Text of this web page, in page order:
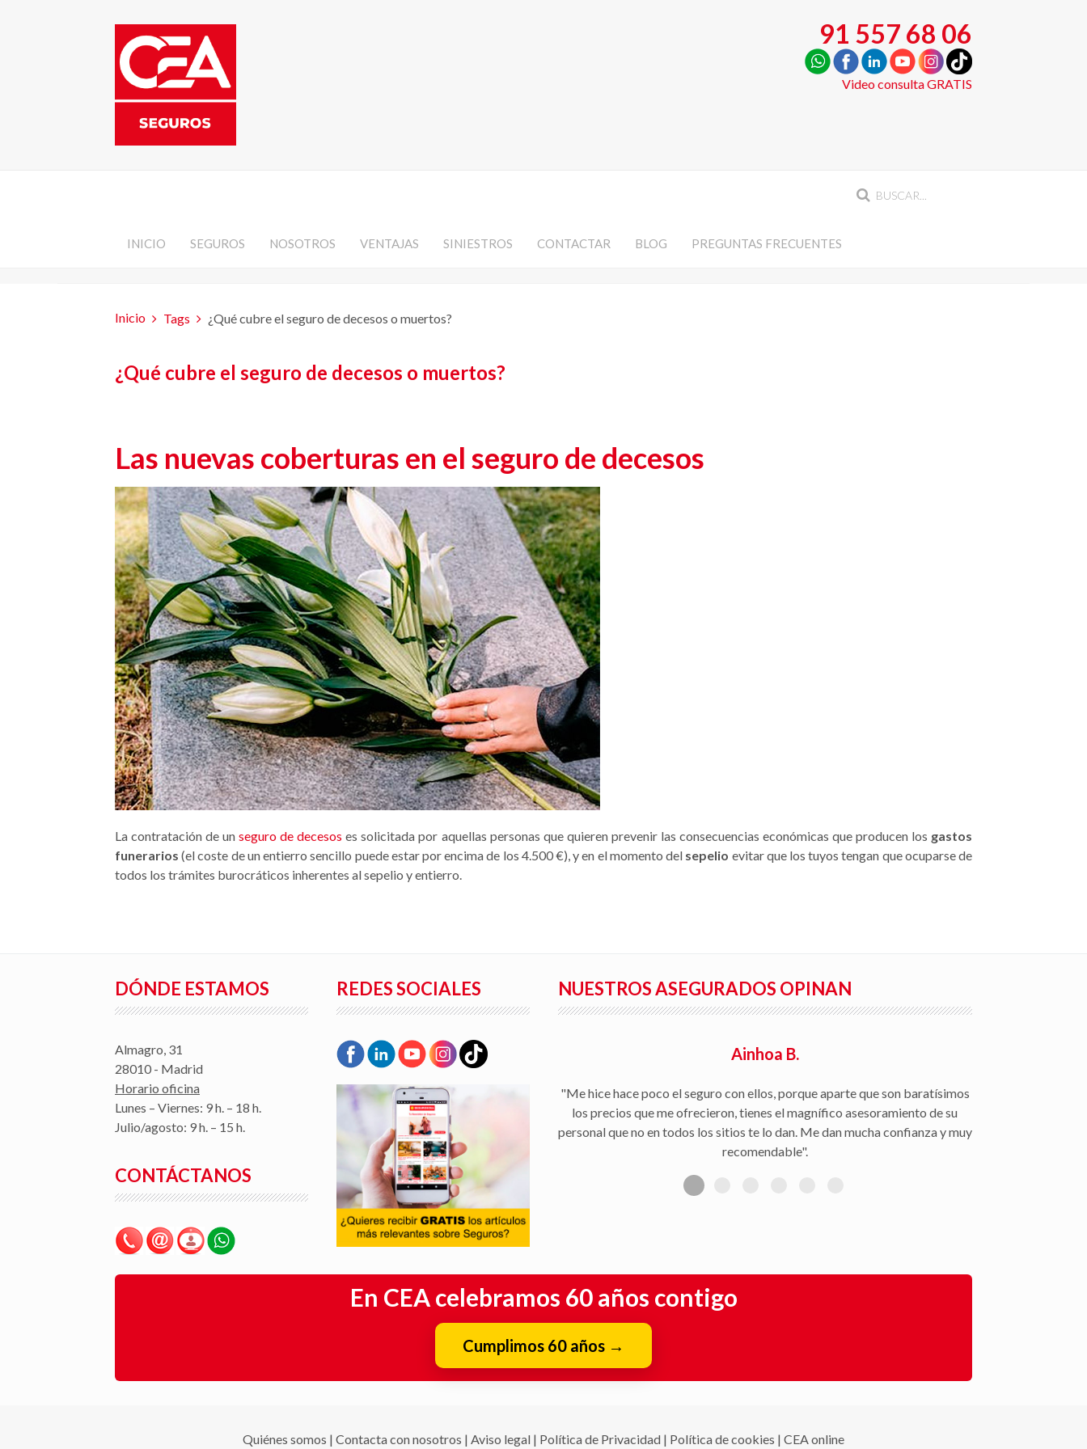
91 557 68 06
Video consulta GRATIS
INICIO SEGUROS NOSOTROS VENTAJAS SINIESTROS CONTACTAR BLOG PREGUNTAS FRECUENTES
Inicio Tags ¿Qué cubre el seguro de decesos o muertos?
¿Qué cubre el seguro de decesos o muertos?
Las nuevas coberturas en el seguro de decesos
La contratación de unseguro de decesos es solicitada por aquellas personas que quieren prevenir las consecuencias económicas que producen los gastos
funerarios (el coste de un entierro sencillo puede estar por encima de los 4.500 €), y en el momento del sepelio evitar que los tuyos tengan que ocuparse de
todos los trámites burocráticos inherentes al sepelio y entierro.
DÓNDE ESTAMOS
Almagro, 31
28010 - Madrid
Horario oficina
Lunes – Viernes: 9 h. – 18 h.
Julio/agosto: 9 h. – 15 h.
CONTÁCTANOS
REDES SOCIALES NUESTROS ASEGURADOS OPINAN
Ainhoa B.
"Me hice hace poco el seguro con ellos, porque aparte que son baratísimos
los precios que me ofrecieron, tienes el magnífico asesoramiento de su
personal que no en todos los sitios te lo dan. Me dan mucha confianza y muy
recomendable".
En CEA celebramos 60 años contigo
Cumplimos 60 años →
Quiénes somos | Contacta con nosotros | Aviso legal | Política de Privacidad | Política de cookies | CEA online